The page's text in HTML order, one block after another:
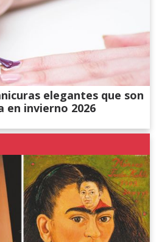
elegantes que son
en invierno 2026